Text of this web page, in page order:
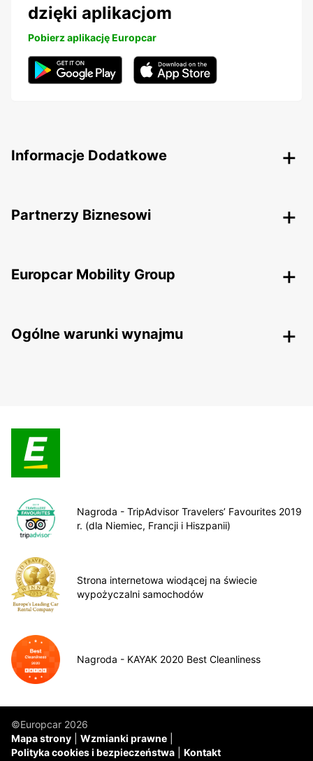
dzięki aplikacjom
Pobierz aplikację Europcar
Informacje Dodatkowe
Partnerzy Biznesowi
Europcar Mobility Group
Ogólne warunki wynajmu
Nagroda - TripAdvisor Travelers’ Favourites 2019
r. (dla Niemiec, Francji i Hiszpanii)
Strona internetowa wiodącej na świecie
wypożyczalni samochodów
Nagroda - KAYAK 2020 Best Cleanliness
©Europcar 2026
Mapa strony
Wzmianki prawne
Polityka cookies i bezpieczeństwa
Kontakt